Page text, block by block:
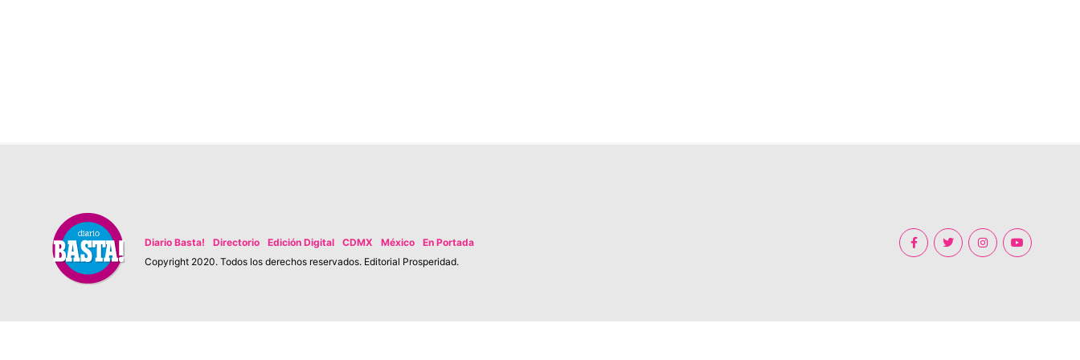
Diario Basta! Directorio Edición Digital CDMX México
En Portada
Copyright 2020. Todos los derechos reservados. Editorial Prosperidad.